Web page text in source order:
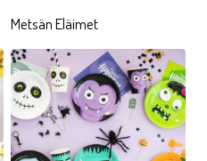
satuhahmot,
ja harrastushahmot ovat
kattaus- ja
samanhenkisten
parhaimmasta päästä
kattoon!
Metsän Eläimet